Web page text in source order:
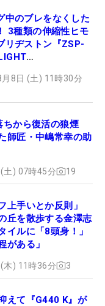
中のブレをなくした
3種類の伸縮性ヒモ
リヂストン『ZSP-
8日 (土) 11時30分
ちから復活の狼煙
師匠・中嶋常幸の助
土) 07時45分 19
上手いとか反則」
丘を散歩する金澤志
イルに「8頭身！」
がある」
木) 11時36分 3
えて『G440 K』が